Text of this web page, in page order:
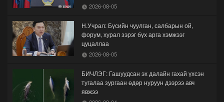
2026-08-05
Н.Учрал: Бүсийн чуулган, салбарын ой,
форум, хурал зэрэг бүх арга хэмжээг
цуцаллаа
2026-08-05
БИЧЛЭГ: Гашуудсан эх далайн гахай үхсэн
тугалаа зургаан өдөр нуруун дээрээ авч
явжээ